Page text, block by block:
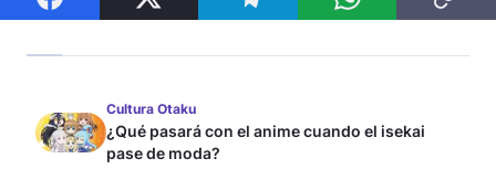
Cultura Otaku
¿Qué pasará con el anime cuando el isekai
pase de moda?